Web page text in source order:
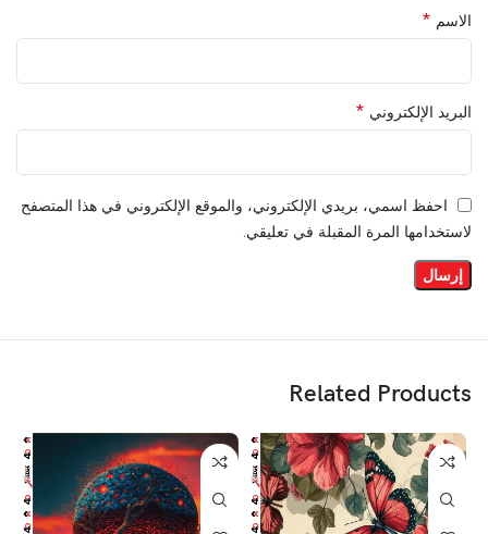
الاسم *
البريد الإلكتروني *
احفظ اسمي، بريدي الإلكتروني، والموقع الإلكتروني في هذا المتصفح
لاستخدامها المرة المقبلة في تعليقي.
Related Products